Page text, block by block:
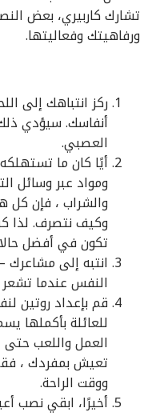
تشارك كاربيري، بعض
ورفاهيتك وفعاليتها.
ركز انتباهك إلى
أنفاسك. سيؤدي
العصبي.
أيًا كان ما
ومواد عبر وسائل
والشراب ، فإن كل
وكيف نتصرف. لذا
تكون في أفضل
انتبه إلى
النفس عندما تشعر
قم بإعداد روتين
للعائلة بأكملها
العمل واللعب حتى
تعيش بمفردك ،
ووقت الراحة.
أخيرًا، ابقي نصب